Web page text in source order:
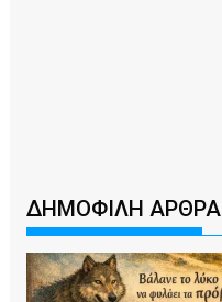
ΔΗΜΟΦΙΛΗ ΑΡΘΡΑ